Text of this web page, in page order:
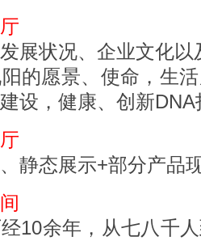
展状况、企业文化以
阳的愿景、使命，生
设，健康、创新DNA
静态展示+部分产品
经10余年，从七八千